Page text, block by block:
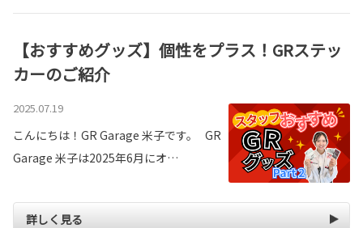
【おすすめグッズ】個性をプラス！GRステッ
カーのご紹介
2025.07.19
こんにちは！GR Garage 米子です。 GR
Garage 米子は2025年6月にオ…
詳しく見る